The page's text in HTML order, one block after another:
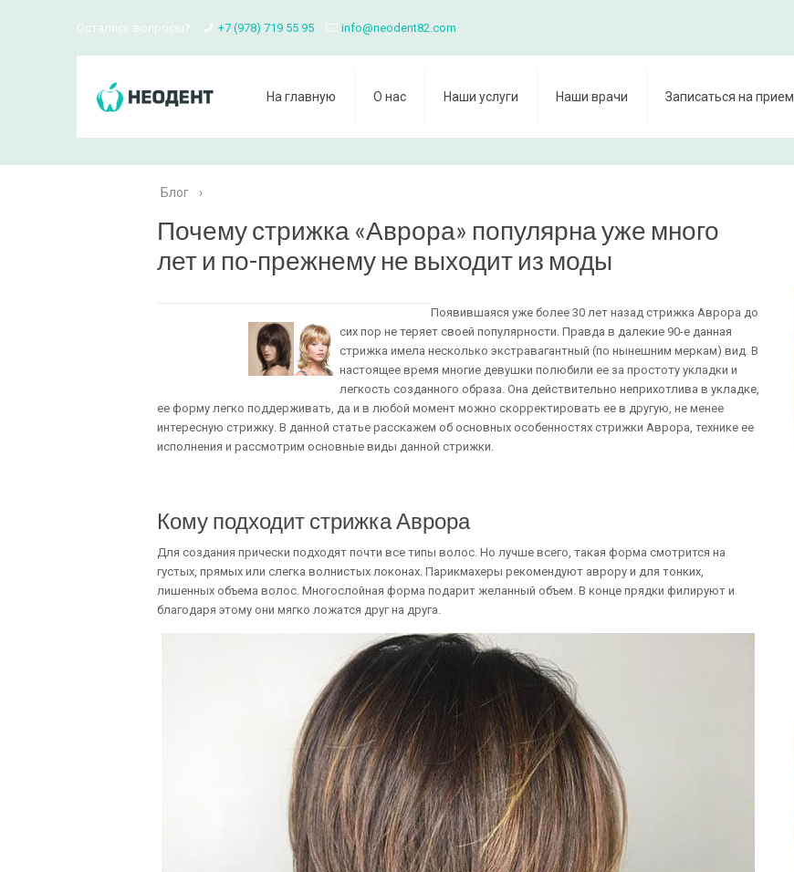
Остались вопросы? +7 (978) 719 55 95 info@neodent82.com
На главную О нас Наши услуги Наши врачи Записаться на прием
Блог ›
Почему стрижка «Аврора» популярна уже много
лет и по-прежнему не выходит из моды
Появившаяся уже более 30 лет назад стрижка Аврора до
сих пор не теряет своей популярности. Правда в далекие 90-е данная
стрижка имела несколько экстравагантный (по нынешним меркам) вид. В
настоящее время многие девушки полюбили ее за простоту укладки и
легкость созданного образа. Она действительно неприхотлива в укладке,
ее форму легко поддерживать, да и в любой момент можно скорректировать ее в другую, не менее
интересную стрижку. В данной статье расскажем об основных особенностях стрижки Аврора, технике ее
исполнения и рассмотрим основные виды данной стрижки.
Кому подходит стрижка Аврора
Для создания прически подходят почти все типы волос. Но лучше всего, такая форма смотрится на
густых, прямых или слегка волнистых локонах. Парикмахеры рекомендуют аврору и для тонких,
лишенных объема волос. Многослойная форма подарит желанный объем. В конце прядки филируют и
благодаря этому они мягко ложатся друг на друга.